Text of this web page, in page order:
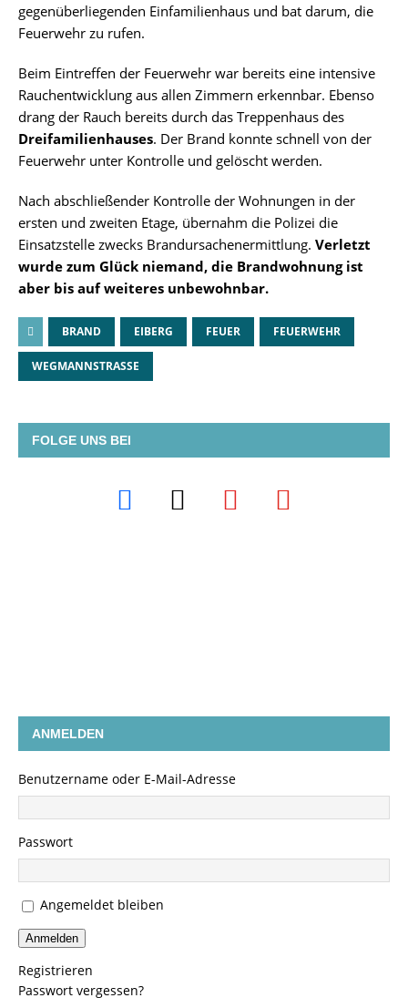
gegenüberliegenden Einfamilienhaus und bat darum, die
Feuerwehr zu rufen.
Beim Eintreffen der Feuerwehr war bereits eine intensive
Rauchentwicklung aus allen Zimmern erkennbar. Ebenso
drang der Rauch bereits durch das Treppenhaus des
Dreifamilienhauses. Der Brand konnte schnell von der
Feuerwehr unter Kontrolle und gelöscht werden.
Nach abschließender Kontrolle der Wohnungen in der
ersten und zweiten Etage, übernahm die Polizei die
Einsatzstelle zwecks Brandursachenermittlung. Verletzt
wurde zum Glück niemand, die Brandwohnung ist
aber bis auf weiteres unbewohnbar.
BRAND EIBERG FEUER FEUERWEHR
WEGMANNSTRASSE
FOLGE UNS BEI
ANMELDEN
Benutzername oder E-Mail-Adresse
Passwort
Angemeldet bleiben
Anmelden
Registrieren
Passwort vergessen?